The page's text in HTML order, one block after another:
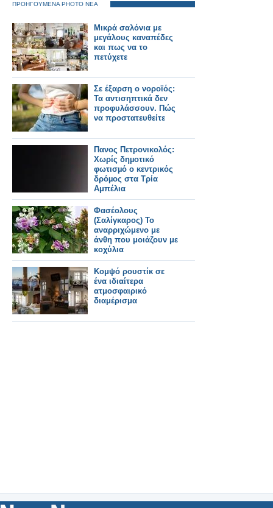
ΠΡΟΗΓΟΥΜΕΝΑ PHOTO ΝΕΑ
Μικρά σαλόνια με
μεγάλους καναπέδες
και πως να το
πετύχετε
Σε έξαρση ο νοροϊός:
Τα αντισηπτικά δεν
προφυλάσσουν. Πώς
να προστατευθείτε
Πανος Πετρονικολός:
Χωρίς δηµοτικό
φωτισµό ο κεντρικός
δρόµος στα Τρία
Αμπέλια
Φασέολους
(Σαλίγκαρος) Το
αναρριχώμενο με
άνθη που μοιάζουν με
κοχύλια
Κομψό ρουστίκ σε
ένα ιδιαίτερα
ατμοσφαιρικό
διαμέρισμα